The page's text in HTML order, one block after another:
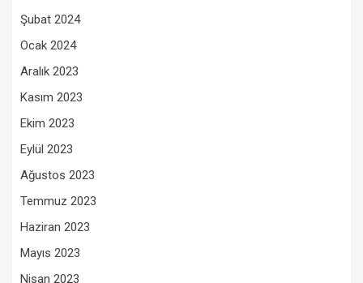
Şubat 2024
Ocak 2024
Aralık 2023
Kasım 2023
Ekim 2023
Eylül 2023
Ağustos 2023
Temmuz 2023
Haziran 2023
Mayıs 2023
Nisan 2023